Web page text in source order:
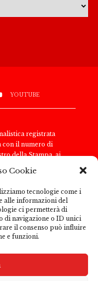
Cookie
tecnologie come i
alle informazioni del
ci permetterà di
di navigazione o ID unici
il consenso può influire
e funzioni.
YOUTUBE
registrata
con il numero di
della Stampa, ai
Tognoli.
6, 00187 Roma.
15271091009
la redazione:
comunicazioni
di siti esterni